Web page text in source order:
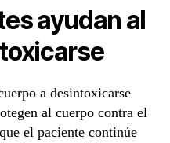
ayudan al
a desintoxicarse
al cuerpo contra el
el paciente continúe